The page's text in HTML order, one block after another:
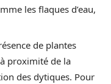
les flaques d’eau,
de plantes
proximité de la
des dytiques. Pour